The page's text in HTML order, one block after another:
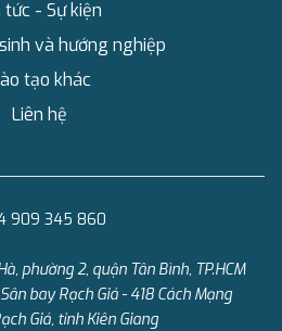
tức - Sự kiện
và hướng nghiệp
tạo khác
Liên hệ
909 345 860
phường 2, quận Tân Bình, TP.HCM
Sân bay Rạch Giá - 418 Cách Mạng
Giá, tỉnh Kiên Giang